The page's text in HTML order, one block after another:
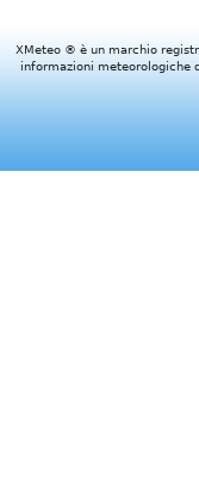
XMeteo ® è un marchio
informazioni meteorologiche